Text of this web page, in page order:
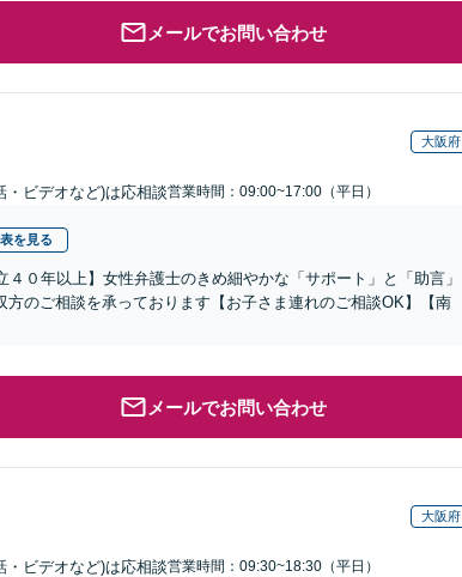
メールでお問い合わせ
大阪府
・ビデオなど)は応相談営業時間：09:00~17:00（平日）
を見る
０年以上】女性弁護士のきめ細やかな「サポート」と「助言」
のご相談を承っております【お子さま連れのご相談OK】【南
メールでお問い合わせ
大阪府
・ビデオなど)は応相談営業時間：09:30~18:30（平日）